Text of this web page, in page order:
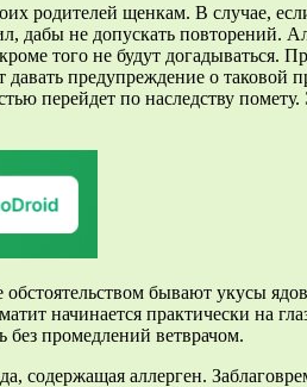
родителей щенкам. В случае,
не допускать повторений.
того не будут догадываться.
предупреждение о
перейдет по наследству
бывают укусы
начинается практически на
без промедлений ветврачом.
содержащая аллерген.